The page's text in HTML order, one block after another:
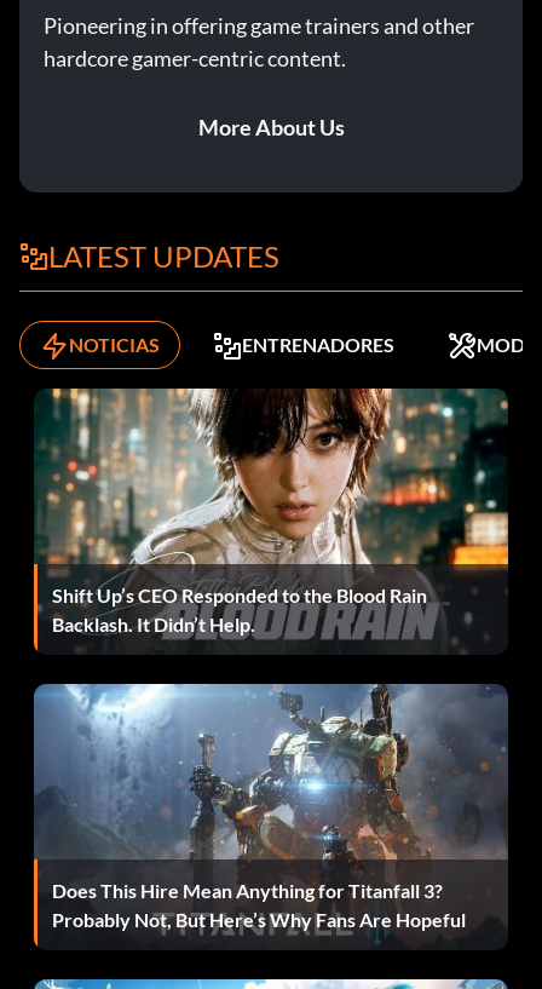
Pioneering in offering game trainers and other
hardcore gamer-centric content.
More About Us
LATEST UPDATES
NOTICIAS ENTRENADORES MODS
Shift Up’s CEO Responded to the Blood Rain
Backlash. It Didn’t Help.
Does This Hire Mean Anything for Titanfall 3?
Probably Not, But Here’s Why Fans Are Hopeful